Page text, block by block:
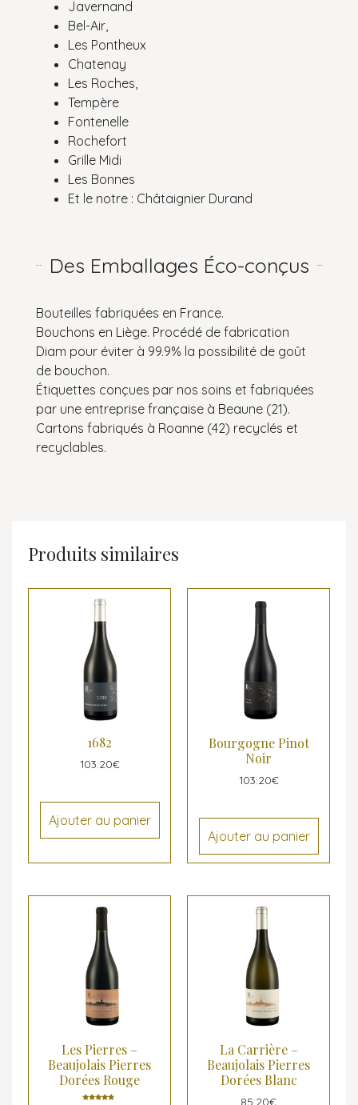
Javernand
Bel-Air,
Les Pontheux
Chatenay
Les Roches,
Tempère
Fontenelle
Rochefort
Grille Midi
Les Bonnes
Et le notre : Châtaignier Durand
Des Emballages Éco-conçus
Bouteilles fabriquées en France.
Bouchons en Liège. Procédé de fabrication
Diam pour éviter à 99.9% la possibilité de goût
de bouchon.
Étiquettes conçues par nos soins et fabriquées
par une entreprise française à Beaune (21).
Cartons fabriqués à Roanne (42) recyclés et
recyclables.
Produits similaires
1682
103.20€
Ajouter au panier
Bourgogne Pinot
Noir
103.20€
Ajouter au panier
Les Pierres –
Beaujolais Pierres
Dorées Rouge
La Carrière –
Beaujolais Pierres
Dorées Blanc
85.20€